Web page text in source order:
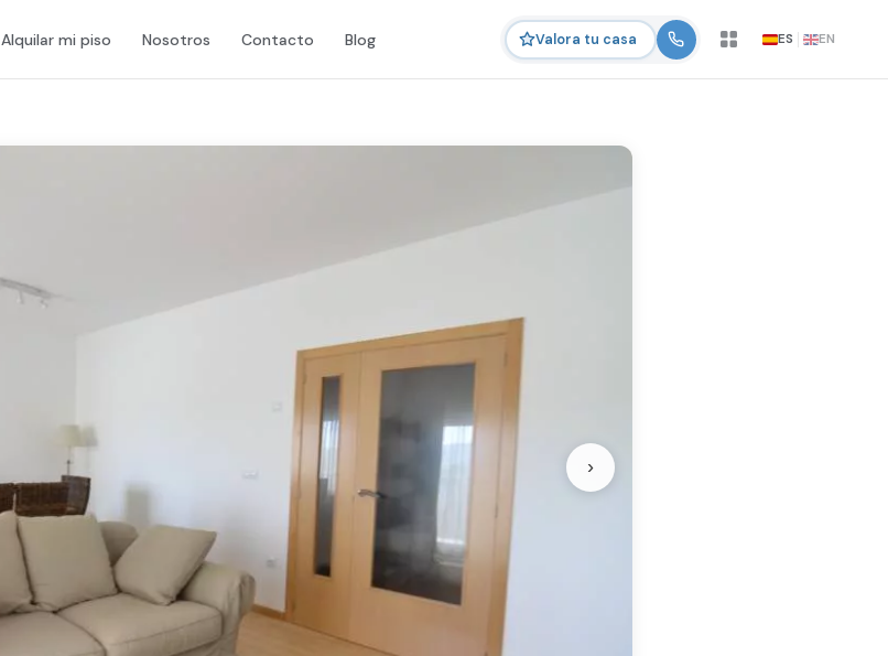
Alquilar mi piso Nosotros Contacto Blog Valora tu casa ES EN
›